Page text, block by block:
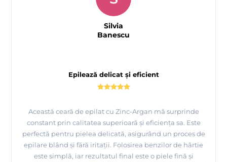
produse profesionale pentru epilat si de
unica folosinta Quickepil
Epilează delicat și eficient
Această ceară de epilat cu Zinc-Argan mă surprinde
constant prin calitatea superioară și eficiența sa. Este
perfectă pentru pielea delicată, asigurând un proces de
epilare blând și fără iritații. Folosirea benzilor de hârtie
este simplă, iar rezultatul final este o piele fină și
Silvia
Banescu